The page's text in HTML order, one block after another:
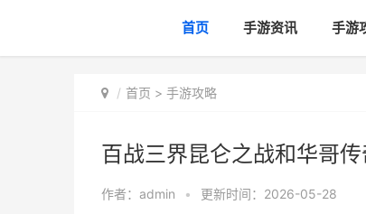
首页 手游资讯 手游
首页 > 手游攻略
百战三界昆仑之战和华哥
作者： admin • 更新时间：2026-05-28